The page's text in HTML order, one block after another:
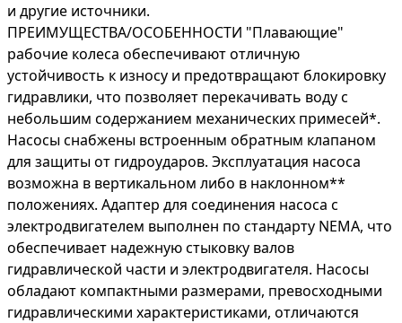
и другие источники.
ПРЕИМУЩЕСТВА/ОСОБЕННОСТИ "Плавающие"
рабочие колеса обеспечивают отличную
устойчивость к износу и предотвращают блокировку
гидравлики, что позволяет перекачивать воду с
небольшим содержанием механических примесей*.
Насосы снабжены встроенным обратным клапаном
для защиты от гидроударов. Эксплуатация насоса
возможна в вертикальном либо в наклонном**
положениях. Адаптер для соединения насоса с
электродвигателем выполнен по стандарту NEMA, что
обеспечивает надежную стыковку валов
гидравлической части и электродвигателя. Насосы
обладают компактными размерами, превосходными
гидравлическими характеристиками, отличаются